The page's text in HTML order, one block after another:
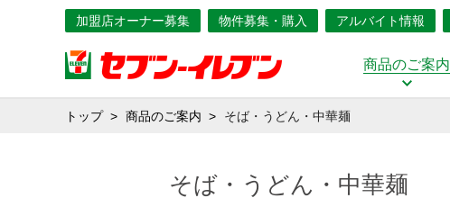
加盟店オーナー募集 物件募集・購入 アルバイト情報
商品のご案内
トップ 商品のご案内 そば・うどん・中華麺
そば・うどん・中華麺